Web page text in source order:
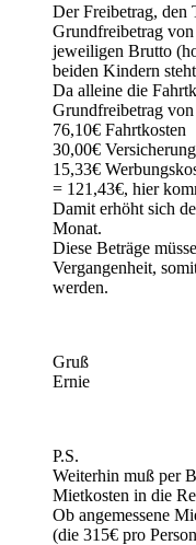
Der Freibetrag, den
Grundfreibetrag
jeweiligen Brutto
beiden Kindern
Da alleine die
Grundfreibetrag
76,10€ Fahrtkosten
30,00€
15,33€
= 121,43€, hier
Damit erhöht sich
Monat.
Diese Beträge
Vergangenheit,
werden.
Gruß
Ernie
P.S.
Weiterhin muß per
Mietkosten in die
Ob angemessene
(die 315€ pro